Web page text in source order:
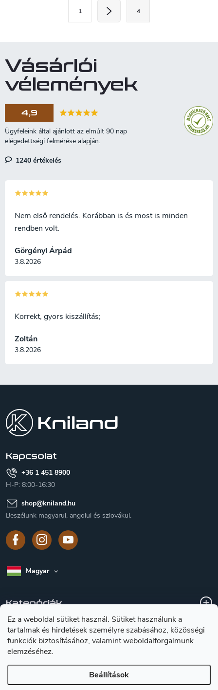
Ez a weboldal sütiket használ. Sütiket használunk a
tartalmak és hirdetések személyre szabásához, közösségi
funkciók biztosításához, valamint weboldalforgalmunk
elemzéséhez.
Beállítások
í
t
s
l
m
e
i
z
á
s
1 4
Vásárlói
vélemények
4,9
1240 értékelés
Görgényi Árpád
3.8.2026
Nem első rendelés. Korábban is és most is minden
rendben volt.
Zoltán
3.8.2026
Korrekt, gyors kiszállítás;
Kapcsolat
+36 1 451 8900
H-P: 8:00-16:30
shop@kniland.hu
Beszélünk magyarul, angolul és szlovákul.
Magyar
Kategóriák
A vásárlásról
Tájékoztátas a késekröl